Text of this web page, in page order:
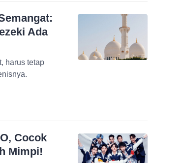
Ada
harus tetap
Cocok
Mimpi!